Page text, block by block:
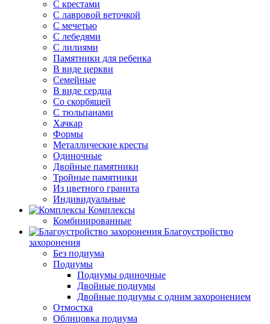
С крестами
С лавровой веточкой
С мечетью
C лебедями
С лилиями
Памятники для ребенка
В виде церкви
Семейные
В виде сердца
Со скорбящей
С тюльпанами
Хачкар
Формы
Металлические кресты
Одиночные
Двойные памятники
Тройные памятники
Из цветного гранита
Индивидуальные
Комплексы
Комбинированные
Благоустройство
захоронения
Без подиума
Подиумы
Подиумы одиночные
Двойные подиумы
Двойные подиумы с одним захоронением
Отмостка
Облицовка подиума